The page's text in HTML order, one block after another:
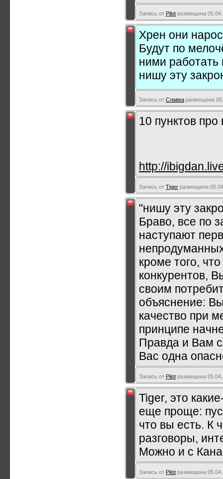
Запись от Pilot размещена
Хрен они
Будут по
ними работать
нишу эту
Запись от Славка размещена
10 пунктов
http://
Запись от Tiger размещена
"нишу эту
Браво, все по
наступают
кроме того,
конкурентов,
своим
объяснение:
качество при
принципе
Правда и Вам
Вас одна
Запись от Pilot размещена
Tiger, это
еще проще:
что вы есть. К
разговоры,
Можно и с
Запись от Pilot размещена